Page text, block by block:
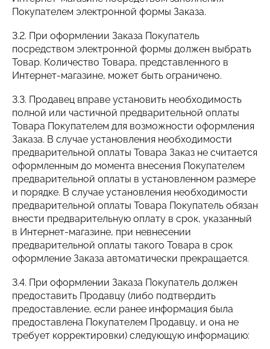
Покупателем электронной формы Заказа.
3.2. При оформлении Заказа Покупатель
посредством электронной формы должен выбрать
Товар. Количество Товара, представленного в
Интернет-магазине, может быть ограничено.
3.3. Продавец вправе установить необходимость
полной или частичной предварительной оплаты
Товара Покупателем для возможности оформления
Заказа. В случае установления необходимости
предварительной оплаты Товара Заказ не считается
оформленным до момента внесения Покупателем
предварительной оплаты в установленном размере
и порядке. В случае установления необходимости
предварительной оплаты Товара Покупатель обязан
внести предварительную оплату в срок, указанный
в Интернет-магазине, при невнесении
предварительной оплаты такого Товара в срок
оформление Заказа автоматически прекращается.
3.4. При оформлении Заказа Покупатель должен
предоставить Продавцу (либо подтвердить
предоставление, если ранее информация была
предоставлена Покупателем Продавцу, и она не
требует корректировки) следующую информацию: